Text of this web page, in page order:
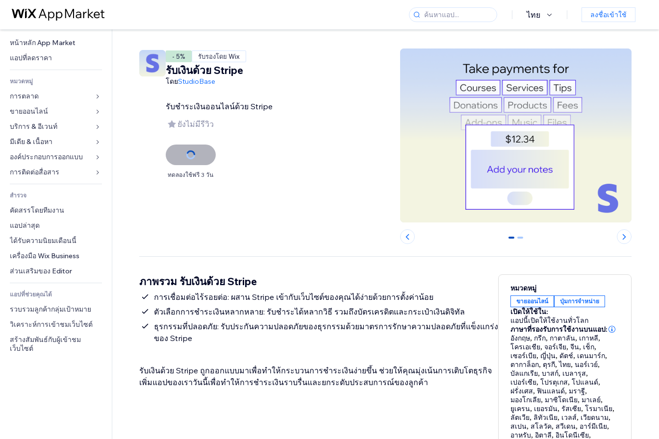
ไทย ลงชื่อเข้าใช้
หน้าหลัก App Market
แอปที่ลดราคา
หมวดหมู่
การตลาด
โฆษณา
โทรศัพท์มือถือ
บทวิเคราะห์
โซเชียล
ทำอันดับเว็บไซต์
อีเมล
ขายออนไลน์
แอปสำหรับร้านค้า
การจัดส่ง & ส่งมอบสินค้า
ปุ่มการจำหน่าย
คอร์สออนไลน์
บัญชี
คูปอง & ความภักดีในแบรนด์
โซลูชันคลังสินค้า
การดรอปชิป
(Crowdfunding)
อาหาร & เครื่องดื่ม
บริการ & อีเวนท์
โรงแรม
อีเวนท์
ร้านอาหาร
อสังหาริมทรัพย์
การจอง
มีเดีย & เนื้อหา
แกลเลอรี
เพลง
พอดแคสต์
การถ่ายภาพ
วิดีโอ
PDF
การแชร์ไฟล์
ข่าว
องค์ประกอบการออกแบบ
แผนที่  & การนำทาง
ส่วนบุคคล & ความปลอดภัย
นาฬิกา
เทมเพลตเพจ
เอฟเฟกต์รูปภาพ
ปุ่ม & เมนู
แบนเนอร์ & สัญลักษณ์
เครื่องคำนวน
ค้นหา
อากาศ
แผนภูมิ & ตาราง
แบบฟอร์ม
แบบสำรวจ
แชต
หมายเหตุ
โทรศัพท์
ชุมชน
รีวิว & การรับรอง
CRM
สำรวจ
คัดสรรโดยทีมงาน
แอปล่าสุด
ได้รับความนิยมเดือนนี้
เครื่องมือ Wix Business
ส่วนเสริมของ Editor
แอปที่ช่วยคุณได้
รวบรวมลูกค้ากลุ่มเป้าหมาย
วิเคราะห์การเข้าชมเว็บไซต์
สร้างสัมพันธ์กับผู้เข้าชม
เว็บไซต์
- 5% รับรองโดย Wix
รับเงินด้วย Stripe
โดยStudioBase
รับชำระเงินออนไลน์ด้วย Stripe
ยังไม่มีรีวิว
ทดลองใช้ฟรี 3 วัน
0 1
ภาพรวม รับเงินด้วย Stripe
การเชื่อมต่อไร้รอยต่อ: ผสาน Stripe เข้ากับเว็บไซต์ของคุณได้ง่ายด้วยการตั้งค่าน้อย
ตัวเลือกการชำระเงินหลากหลาย: รับชำระได้หลากวิธี รวมถึงบัตรเครดิตและกระเป๋าเงินดิจิทัล
ธุรกรรมที่ปลอดภัย: รับประกันความปลอดภัยของธุรกรรมด้วยมาตรการรักษาความปลอดภัยที่แข็งแกร่ง
ของ Stripe
รับเงินด้วย Stripe ถูกออกแบบมาเพื่อทำให้กระบวนการชำระเงินง่ายขึ้น ช่วยให้คุณมุ่งเน้นการเติบโตธุรกิจ
เพิ่มแอปของเราวันนี้เพื่อทำให้การชำระเงินราบรื่นและยกระดับประสบการณ์ของลูกค้า
หมวดหมู่
ขายออนไลน์ ปุ่มการจำหน่าย
เปิดให้ใช้ใน:
แอปนี้เปิดให้ใช้งานทั่วโลก
ภาษาที่รองรับการใช้งานบนแอป:
อังกฤษ, กรีก, กาตาลัน, เกาหลี,
โครเอเชีย,จอร์เจีย,จีน, เช็ก,
เซอร์เบีย,ญี่ปุ่น, ดัตช์, เดนมาร์ก,
ตากาล็อก, ตุรกี,ไทย,นอร์เวย์,
บัลแกเรีย,บาสก์, เบลารุส,
เปอร์เซีย,โปรตุเกส,โปแลนด์,
ฝรั่งเศส,ฟินแลนด์,มราฐี,
มองโกเลีย,มาซิโดเนีย,มาเลย์,
ยูเครน, เยอรมัน,รัสเซีย,โรมาเนีย,
ลัตเวีย, ลิทัวเนีย, เวลส์, เวียดนาม,
สเปน, สโลวัค, สวีเดน, อาร์มีเนีย,
อาหรับ,อิตาลี,อินโดนีเซีย,